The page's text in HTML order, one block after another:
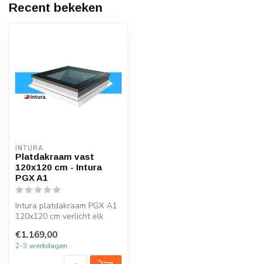
Recent bekeken
INTURA
Platdakraam vast
120x120 cm - Intura
PGX A1
Intura platdakraam PGX A1
120x120 cm verlicht elk
m...
€1.169,00
2-3 werkdagen